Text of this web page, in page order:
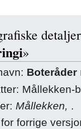
»
Mållekken-
Mållekken, .
forrige